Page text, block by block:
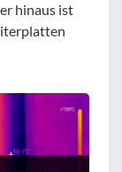
hinaus ist